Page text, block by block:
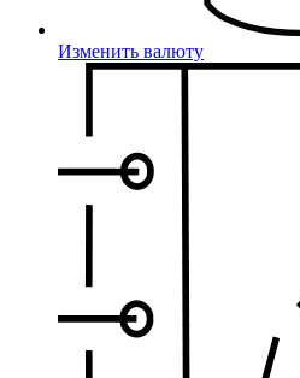
Изменить валюту